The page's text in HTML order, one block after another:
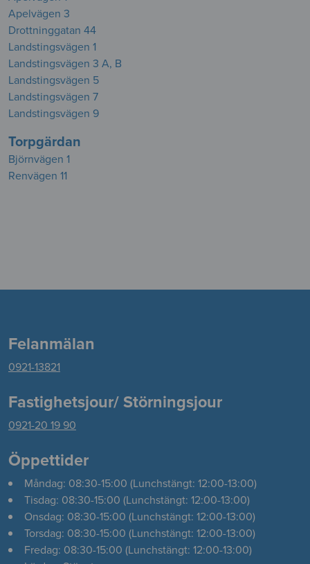
Apelvägen 3
Drottninggatan 44
Landstingsvägen 1
Landstingsvägen 3 A, B
Landstingsvägen 5
Landstingsvägen 7
Landstingsvägen 9
Torpgärdan
Björnvägen 1
Renvägen 11
Felanmälan
0921-13821
Fastighetsjour/ Störningsjour
0921-20 19 90
Öppettider
Måndag: 08:30-15:00 (Lunchstängt: 12:00-13:00)
Tisdag: 08:30-15:00 (Lunchstängt: 12:00-13:00)
Onsdag: 08:30-15:00 (Lunchstängt: 12:00-13:00)
Torsdag: 08:30-15:00 (Lunchstängt: 12:00-13:00)
Fredag: 08:30-15:00 (Lunchstängt: 12:00-13:00)